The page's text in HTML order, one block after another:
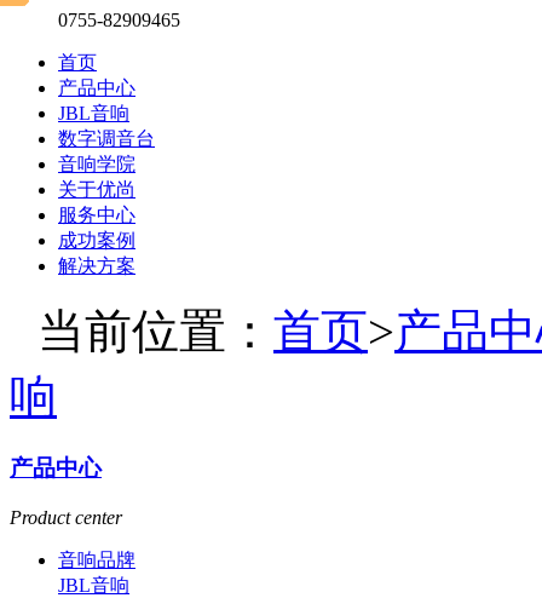
0755-82909465
首页
产品中心
JBL音响
数字调音台
音响学院
关于优尚
服务中心
成功案例
解决方案
当前位置： 首页>产品
响
产品中心
Product center
音响品牌
JBL音响